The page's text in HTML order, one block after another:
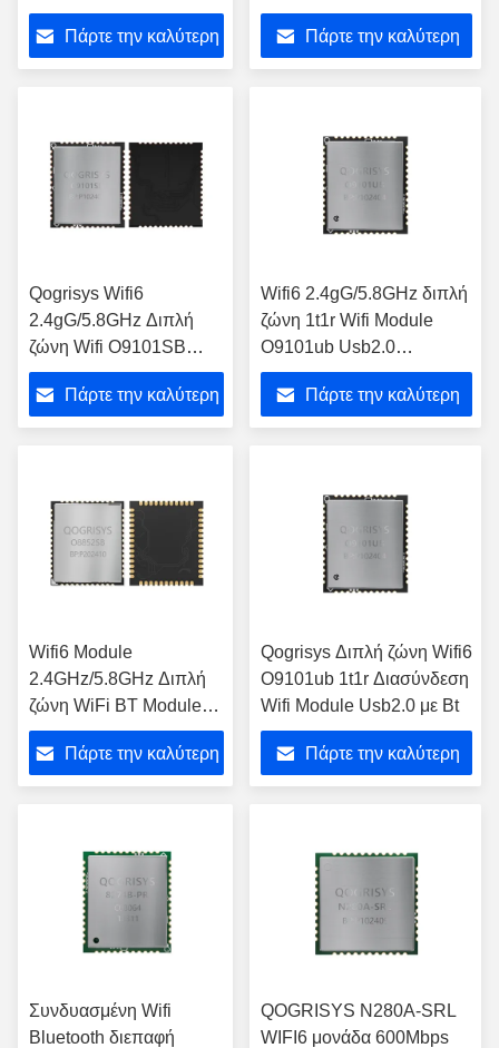
Wifi6 PCIe M.2 Μεγάλη
ταχύτητα 1200mbps 2t2r
Μονάδα Wifi
Πάρτε την καλύτερη
Module Interface Usb2.0
Module Wifi με Bt
Πάρτε την καλύτερη
Qogrisys Wifi6
2.4gG/5.8GHz Διπλή
ζώνη Wifi O9101SB
1T1R Μεγάλη ταχύτητα
600mbps με Bt 1t1r Wifi
Module
Πάρτε την καλύτερη
Wifi6 2.4gG/5.8GHz διπλή
ζώνη 1t1r Wifi Module
O9101ub Usb2.0
Διασύνδεση με BT5.3
Πάρτε την καλύτερη
Wifi6 Module
2.4GHz/5.8GHz Διπλή
ζώνη WiFi BT Module
2T2R BT5.2 1200mbps
διεπαφή SDIO3.0
Πάρτε την καλύτερη
Qogrisys Διπλή ζώνη Wifi6
O9101ub 1t1r Διασύνδεση
Wifi Module Usb2.0 με Bt
Πάρτε την καλύτερη
Συνδυασμένη Wifi
Bluetooth διεπαφή
QOGRISYS N280A-SRL
WIFI6 μονάδα 600Mbps